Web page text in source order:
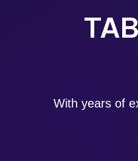
With years of